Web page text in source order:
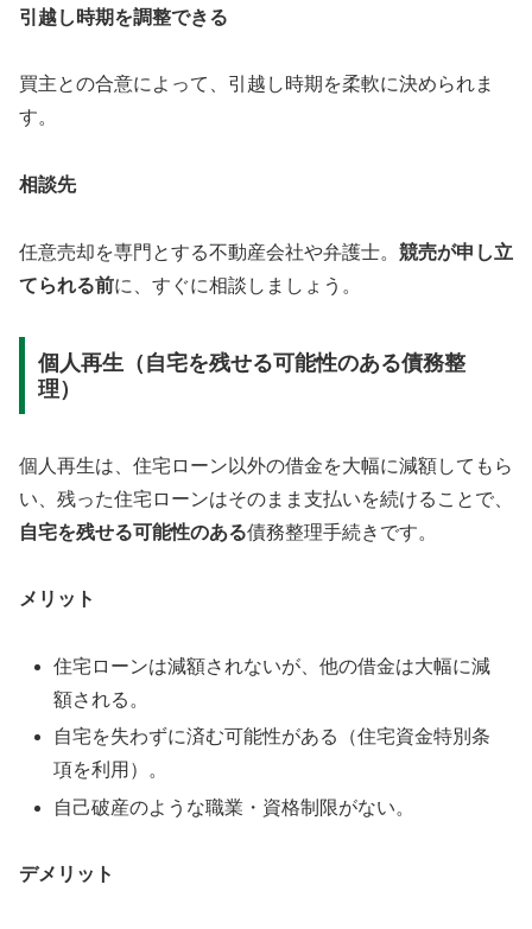
引越し時期を調整できる
買主との合意によって、引越し時期を柔軟に決められま
す。
相談先
任意売却を専門とする不動産会社や弁護士。 競売が申し立
てられる前に、すぐに相談しましょう。
個人再生（自宅を残せる可能性のある債務整
理）
個人再生は、住宅ローン以外の借金を大幅に減額してもら
い、残った住宅ローンはそのまま支払いを続けることで、
自宅を残せる可能性のある債務整理手続きです。
メリット
住宅ローンは減額されないが、他の借金は大幅に減
額される。
自宅を失わずに済む可能性がある（住宅資金特別条
項を利用）。
自己破産のような職業・資格制限がない。
デメリット